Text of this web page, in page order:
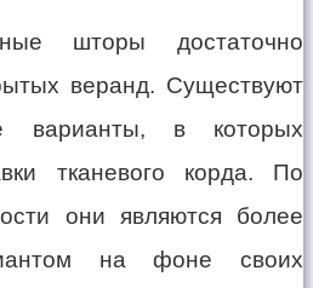
шторы достаточно
веранд. Существуют
варианты, в которых
тканевого корда. По
они являются более
на фоне своих